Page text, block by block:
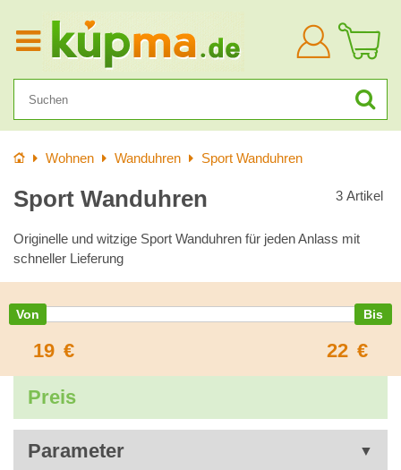
Anmelden
StartseiteWohnen Wanduhren Sport Wanduhren
Sport Wanduhren 3 Artikel
Originelle und witzige Sport Wanduhren für jeden Anlass mit
schneller Lieferung
19 € 22 €
Preis
Parameter